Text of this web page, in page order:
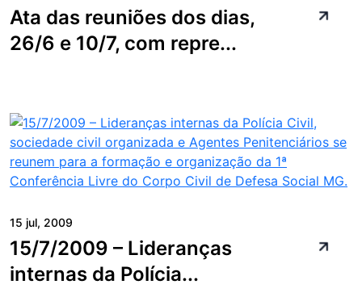
Ata das reuniões dos dias,
26/6 e 10/7, com repre...
15 jul, 2009
15/7/2009 – Lideranças
internas da Polícia...